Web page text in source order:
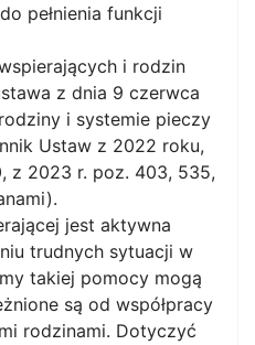
pełnienia funkcji
i rodzin
z dnia 9 czerwca
i systemie pieczy
Ustaw z 2022 roku,
z 2023 r. poz. 403, 535,
jest aktywna
trudnych sytuacji w
takiej pomocy mogą
są od współpracy
rodzinami. Dotyczyć